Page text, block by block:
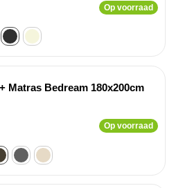
Op voorraad
Matras Bedream 180x200cm
Op voorraad